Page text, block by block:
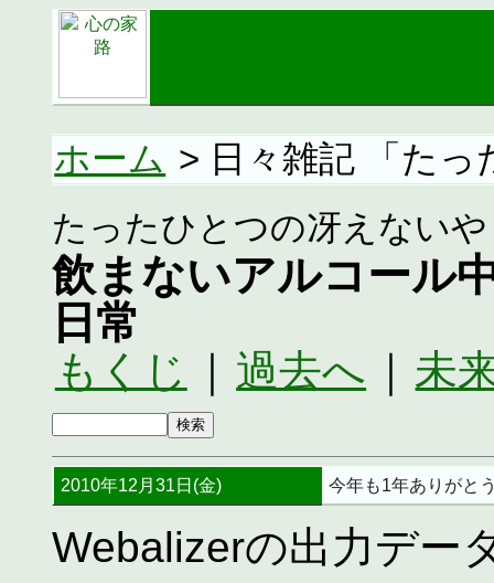
ホーム > 日々雑記 「た
たったひとつの冴えない
飲まないアルコール
日常
もくじ 過去へ 未
2010年12月31日(金) 今年も1年ありがと
Webalizerの出力デー